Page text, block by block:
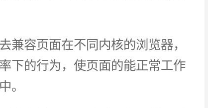
兼容页面在不同内核的浏览器，
下的行为，使页面的能正常工作
。